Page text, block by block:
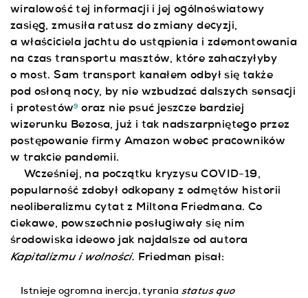
wiralowość tej informacji i jej ogólnoświatowy
zasięg, zmusiła ratusz do zmiany decyzji,
a właściciela jachtu do ustąpienia i zdemontowania
na czas transportu masztów, które zahaczyłyby
o most. Sam transport kanałem odbył się także
pod osłoną nocy, by nie wzbudzać dalszych sensacji
i protestów9 oraz nie psuć jeszcze bardziej
wizerunku Bezosa, już i tak nadszarpniętego przez
postępowanie firmy Amazon wobec pracowników
w trakcie pandemii.
Wcześniej, na początku kryzysu COVID-19,
popularność zdobył odkopany z odmętów historii
neoliberalizmu cytat z Miltona Friedmana. Co
ciekawe, powszechnie posługiwały się nim
środowiska ideowo jak najdalsze od autora
Kapitalizmu i wolności. Friedman pisał:
Istnieje ogromna inercja, tyrania status quo